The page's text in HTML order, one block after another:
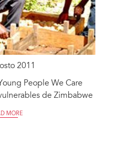
2011
People We Care
de Zimbabwe
MORE